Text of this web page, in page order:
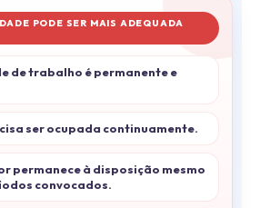
PODE SER MAIS ADEQUADA
de trabalho é permanente e
ser ocupada continuamente.
permanece à disposição mesmo
convocados.